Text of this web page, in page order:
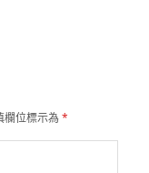
欄位標示為*